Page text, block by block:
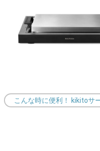
こんな時に便利！ kikitoサ